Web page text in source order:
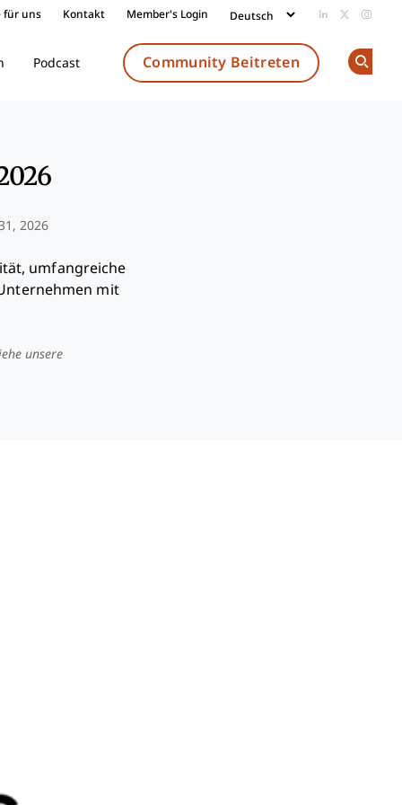
für uns Kontakt Member's Login Add us on
Follow
Podcast Community Beitreten
2026
umfangreiche
mit
unsere